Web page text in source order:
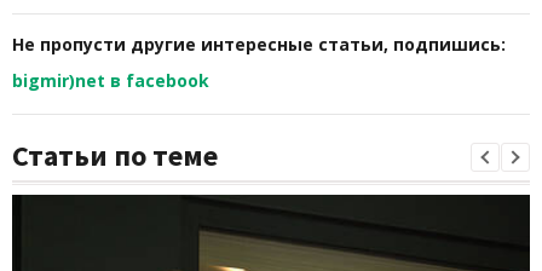
Не пропусти другие интересные статьи, подпишись:
bigmir)net в facebook
Статьи по теме